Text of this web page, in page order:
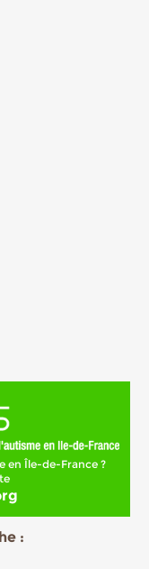
en Île-de-France ?
: